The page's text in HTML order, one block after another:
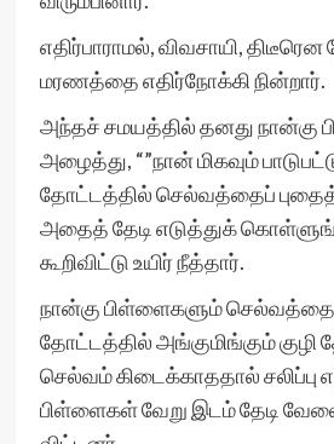
எதிர்பாராமல், விவசாயி,
மரணத்தை எதிர்நோக்கி நின்றார்.
அந்தச் சமயத்தில் தனது நான்கு
அழைத்து, “”நான் மிகவும்
தோட்டத்தில் செல்வத்தைப்
அதைத் தேடி எடுத்துக்
கூறிவிட்டு உயிர் நீத்தார்.
நான்கு பிள்ளைகளும்
தோட்டத்தில் அங்குமிங்கும்
செல்வம் கிடைக்காததால் சலிப்பு
பிள்ளைகள் வேறு இடம் தேடி